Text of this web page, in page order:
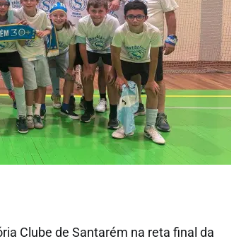
Clube de Santarém na reta final da